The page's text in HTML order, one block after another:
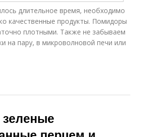
длительное время, необходимо
качественные продукты. Помидоры
плотными. Также не забываем
на пару, в микроволновой печи или